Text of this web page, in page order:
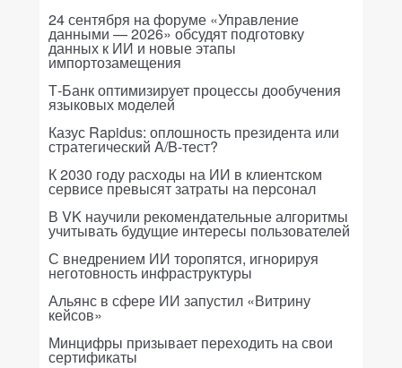
24 сентября на форуме «Управление
данными — 2026» обсудят подготовку
данных к ИИ и новые этапы
импортозамещения
Т-Банк оптимизирует процессы дообучения
языковых моделей
Казус Rapidus: оплошность президента или
стратегический A/B-тест?
К 2030 году расходы на ИИ в клиентском
сервисе превысят затраты на персонал
В VK научили рекомендательные алгоритмы
учитывать будущие интересы пользователей
С внедрением ИИ торопятся, игнорируя
неготовность инфраструктуры
Альянс в сфере ИИ запустил «Витрину
кейсов»
Минцифры призывает переходить на свои
сертификаты